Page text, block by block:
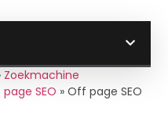
Zoekmachine
SEO »Off page SEO